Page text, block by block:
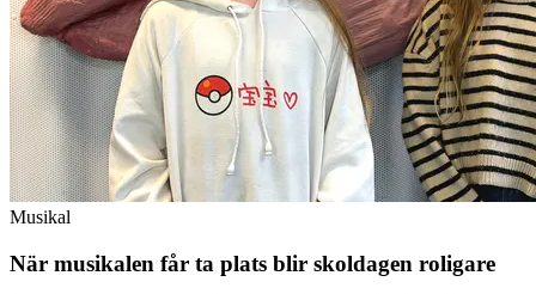
Musikal
När musikalen får ta plats blir skoldagen roligare